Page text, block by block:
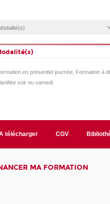
en présentiel journée, Formation à
soir ou samedi
télécharger CGV
MA FORMATION